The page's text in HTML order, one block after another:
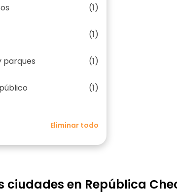
(1)
(1)
parques (1)
(1)
Eliminar todo
ciudades en República